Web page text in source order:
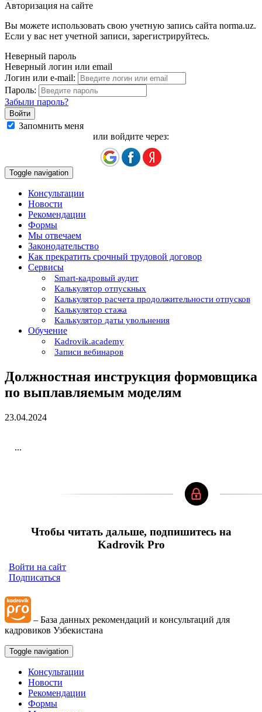
Авторизация на сайте
Вы можете использовать свою учетную запись сайта norma.uz.
Если у вас нет учетной записи, зарегистрируйтесь.
Неверный пароль
Неверный логин или email
Логин или e-mail:
Пароль:
Забыли пароль?
Запомнить меня
или войдите через:
Toggle navigation
Консультации
Новости
Рекомендации
Формы
Мы отвечаем
Законодательство
Как прекратить срочный трудовой договор
Сервисы
Smart-кадровый аудит
Калькулятор отпускных
Калькулятор расчета продолжительности отпусков
Калькулятор стажа
Калькулятор даты увольнения
Обучение
Kadrovik.academy
Записи вебинаров
Должностная инструкция формовщика
по выплавляемым моделям
23.04.2024
...
Чтобы читать дальше, подпишитесь на
Kadrovik Pro
Войти на сайт
Подписаться
– База данных рекомендаций и консультаций для
кадровиков Узбекистана
Toggle navigation
Консультации
Новости
Рекомендации
Формы